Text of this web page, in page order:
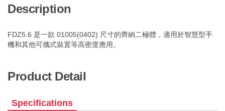
Description
FDZ5.6 是一款 01005(0402) 尺寸的齊納二極體，適用於智慧型手
機和其他可攜式裝置等高密度應用。
Product Detail
Specifications